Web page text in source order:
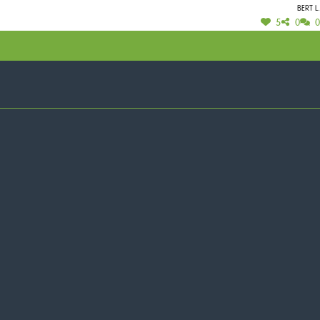
lekker gerechtje met enthousiasme en energie als belangrijkste
Bert L.
5 0 0